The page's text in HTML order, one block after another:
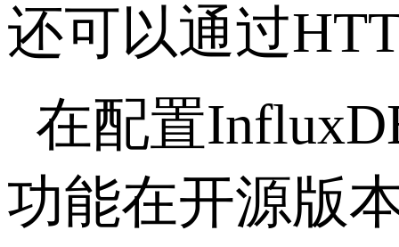
还可以通过
在配置
功能在开源版